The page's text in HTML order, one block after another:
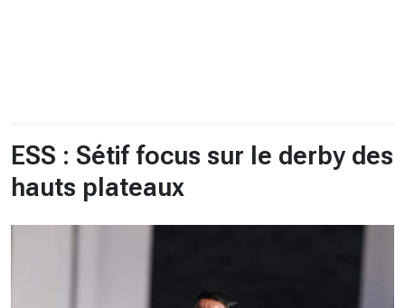
ESS : Sétif focus sur le derby des
hauts plateaux